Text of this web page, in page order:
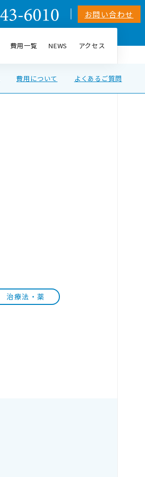
お問い合わせ
費用一覧 NEWS アクセス
費用について よくあるご質問
治療法・薬